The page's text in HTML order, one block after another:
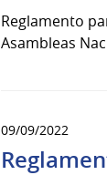
Reglamento
Asambleas
09/09/2022